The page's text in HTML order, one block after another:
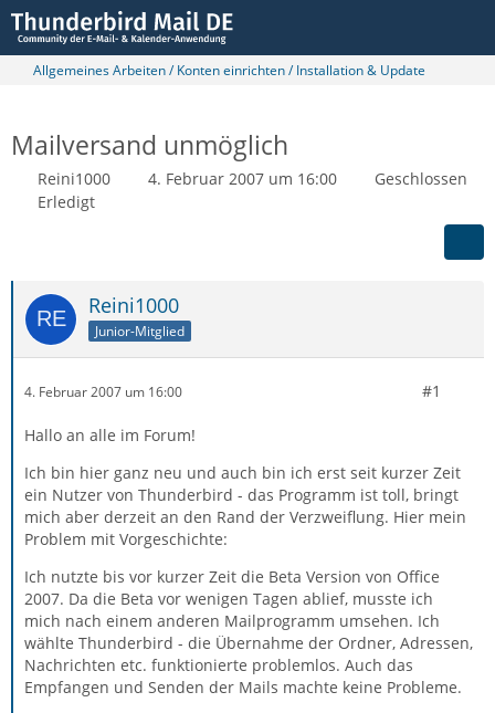
Allgemeines Arbeiten / Konten einrichten / Installation & Update
Mailversand unmöglich
Reini1000 4. Februar 2007 um 16:00
Geschlossen
Erledigt
Reini1000
Junior-Mitglied
4. Februar 2007 um 16:00 #1
Hallo an alle im Forum!
Ich bin hier ganz neu und auch bin ich erst seit kurzer Zeit
ein Nutzer von Thunderbird - das Programm ist toll, bringt
mich aber derzeit an den Rand der Verzweiflung. Hier mein
Problem mit Vorgeschichte:
Ich nutzte bis vor kurzer Zeit die Beta Version von Office
2007. Da die Beta vor wenigen Tagen ablief, musste ich
mich nach einem anderen Mailprogramm umsehen. Ich
wählte Thunderbird - die Übernahme der Ordner, Adressen,
Nachrichten etc. funktionierte problemlos. Auch das
Empfangen und Senden der Mails machte keine Probleme.